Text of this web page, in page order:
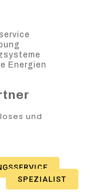
Energien
und
SPEZIALIST